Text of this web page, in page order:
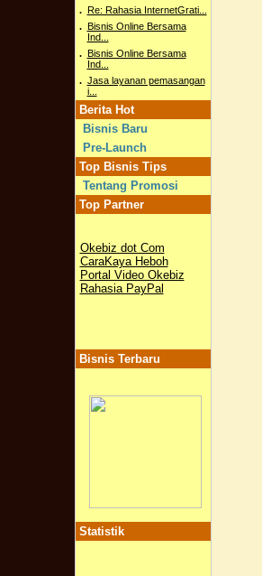
. Re: Rahasia InternetGrati...
. Bisnis Online Bersama
Ind...
. Bisnis Online Bersama
Ind...
. Jasa layanan pemasangan
i...
Berita Hot
Bisnis Baru
Pre-Launch
Top Bisnis Tips
Tentang Promosi
Top Partner
Okebiz dot Com
CaraKaya Heboh
Portal Video Okebiz
Rahasia PayPal
Bisnis Terbaru
Statistik